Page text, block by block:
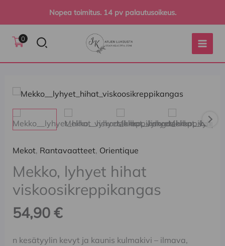
Nopea toimitus. 14 pv palautusoikeus.
0 Hae
Mekot, Rantavaatteet, Orientique
Mekko, lyhyet hihat
viskoosikreppikangas
54,90€
n kesätyylin kevyt ja kaunis kulmakivi – ilmava,
Mekko,
lyhyet
hihat
viskoosikreppikangas
määrä